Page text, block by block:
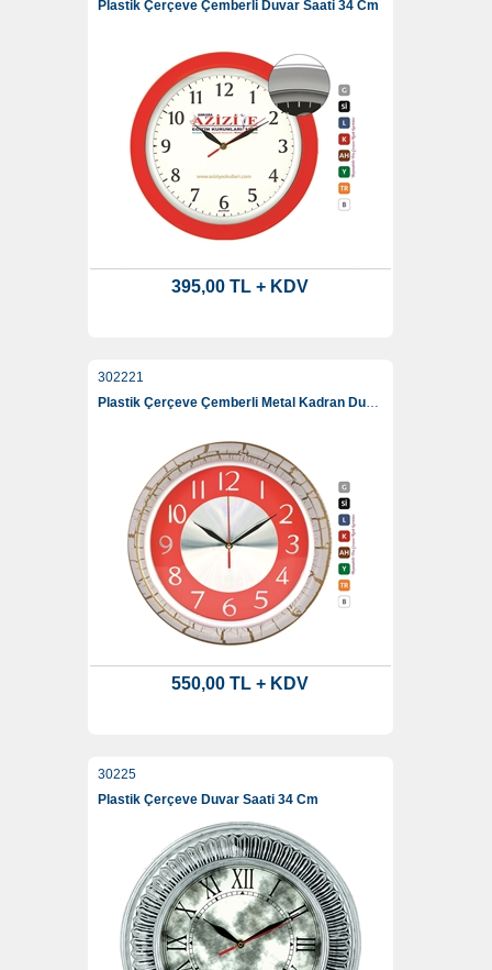
Plastik Çerçeve Çemberli Duvar Saati 34 Cm
395,00 TL + KDV
302221
Plastik Çerçeve Çemberli Metal Kadran Duvar Saati 34 Cm
550,00 TL + KDV
30225
Plastik Çerçeve Duvar Saati 34 Cm